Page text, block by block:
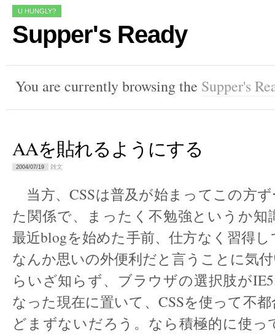
U HUNGLY?
Supper's Ready
You are currently browsing the Supper's
AAを貼れるようにする
2004/07/19 雑文
当方、CSSは普及が始まってこの方
た関係で、まったく不勉強というか知
最近blogを始めた手前、仕方なく習得
なんか思いの外便利だと言うことに気
らいざ知らず、ブラウザの選択肢が
なった現在に置いて、CSSを使って不
どまずないだろう。なら積極的に使っ